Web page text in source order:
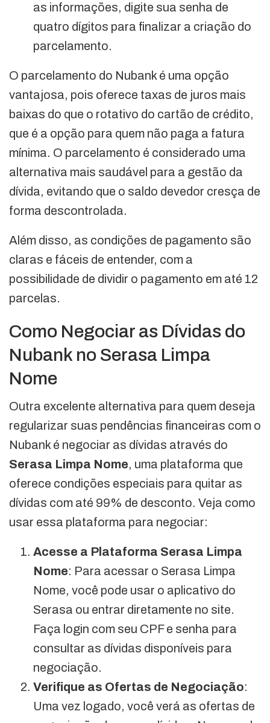
as informações, digite sua senha de
quatro dígitos para finalizar a criação do
parcelamento.
O parcelamento do Nubank é uma opção
vantajosa, pois oferece taxas de juros mais
baixas do que o rotativo do cartão de crédito,
que é a opção para quem não paga a fatura
mínima. O parcelamento é considerado uma
alternativa mais saudável para a gestão da
dívida, evitando que o saldo devedor cresça de
forma descontrolada.
Além disso, as condições de pagamento são
claras e fáceis de entender, com a
possibilidade de dividir o pagamento em até 12
parcelas.
Como Negociar as Dívidas do
Nubank no Serasa Limpa
Nome
Outra excelente alternativa para quem deseja
regularizar suas pendências financeiras com o
Nubank é negociar as dívidas através do
Serasa Limpa Nome, uma plataforma que
oferece condições especiais para quitar as
dívidas com até 99% de desconto. Veja como
usar essa plataforma para negociar:
Acesse a Plataforma Serasa Limpa
Nome: Para acessar o Serasa Limpa
Nome, você pode usar o aplicativo do
Serasa ou entrar diretamente no site.
Faça login com seu CPF e senha para
consultar as dívidas disponíveis para
negociação.
Verifique as Ofertas de Negociação:
Uma vez logado, você verá as ofertas de